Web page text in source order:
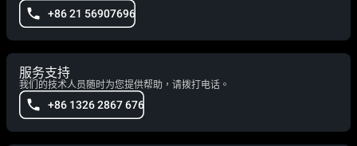
+86 21 56907696
服务支持
我们的技术人员随时为您提供帮助，请拨打电话。
+86 1326 2867 676